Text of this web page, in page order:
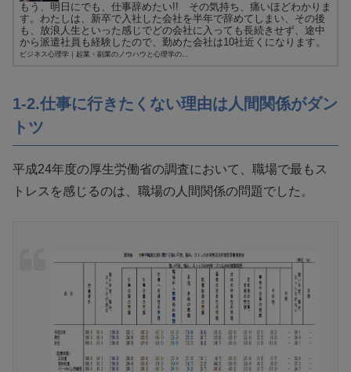
もう、明日にでも、仕事辞めたい!! その気持ち、痛いほどわかりま
す。わたしは、新卒で入社した会社を半年で辞めてしまい、その後
も、放浪人生といった感じでどの会社に入っても長続きせず、途中
から派遣社員も経験したので、勤めた会社は10社近くになります。
今の...
ビジネス心理学｜起業・副業のノウハウと心理学の...
1-2.仕事に行きたくない理由は人間関係がダン
トツ
平成24年度の厚生労働省の調査において、職場で最もス
トレスを感じるのは、職場の人間関係の問題でした。